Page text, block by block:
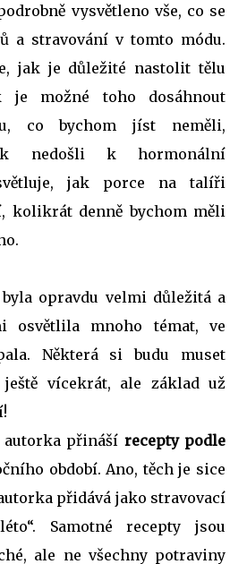
vysvětleno vše, co se
a stravování v tomto módu.
jak je důležité nastolit tělu
je možné toho dosáhnout
co bychom jíst neměli,
nedošli k hormonální
jak porce na talíři
kolikrát denně bychom měli
opravdu velmi důležitá a
osvětlila mnoho témat, ve
Některá si budu muset
vícekrát, ale základ už
přináší recepty podle
období. Ano, těch je sice
přidává jako stravovací
Samotné recepty jsou
ale ne všechny potraviny